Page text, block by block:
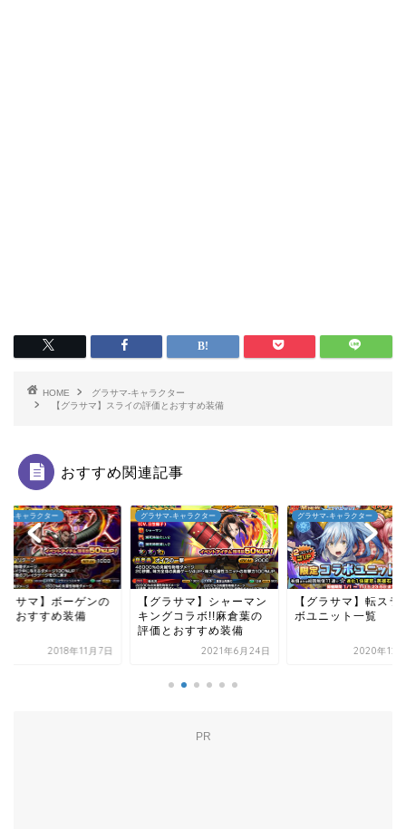
HOME
グラサマ-キャラクター
【グラサマ】スライの評価とおすすめ装備
おすすめ関連記事
マ-キャラクター
ラサマ】ボーゲンの
とおすすめ装備
2018年11月7日
グラサマ-キャラクター
【グラサマ】シャーマン
キングコラボ!!麻倉葉の
評価とおすすめ装備
2021年6月24日
グラサマ-キャラクター
【グラサマ】転スラ
ボユニット一覧
2020年12
PR